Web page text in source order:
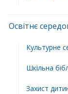
Освітнє
Культурне
Шкільна
Захист